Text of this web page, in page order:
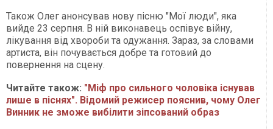
Також Олег анонсував нову пісню "Мої люди", яка
вийде 23 серпня. В ній виконавець оспівує війну,
лікування від хвороби та одужання. Зараз, за словами
артиста, він почувається добре та готовий до
повернення на сцену.
Читайте також: "Міф про сильного чоловіка існував
лише в піснях". Відомий режисер пояснив, чому Олег
Винник не зможе вибілити зіпсований образ